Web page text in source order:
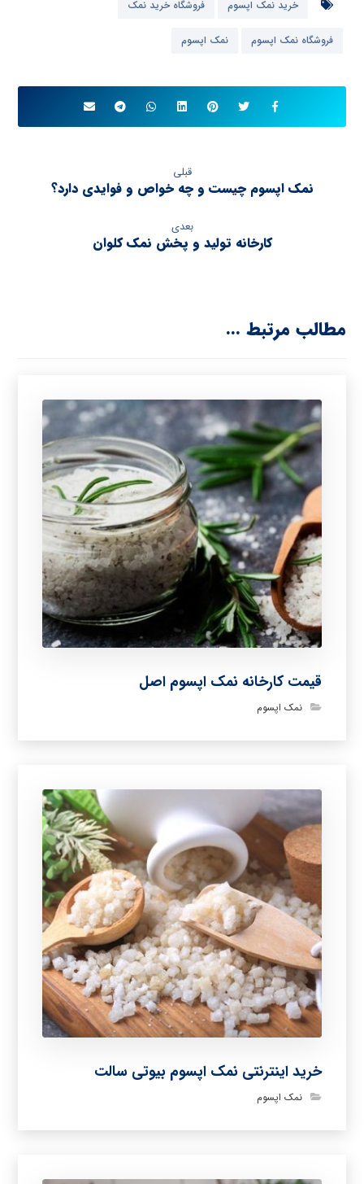
خرید نمک اپسوم فروشگاه خرید نمک
فروشگاه نمک اپسوم نمک اپسوم
قبلی
نمک اپسوم چیست و چه خواص و فوایدی دارد؟
بعدی
کارخانه تولید و پخش نمک کلوان
مطالب مرتبط ...
قیمت کارخانه نمک اپسوم اصل
نمک اپسوم
خرید اینترنتی نمک اپسوم بیوتی سالت
نمک اپسوم